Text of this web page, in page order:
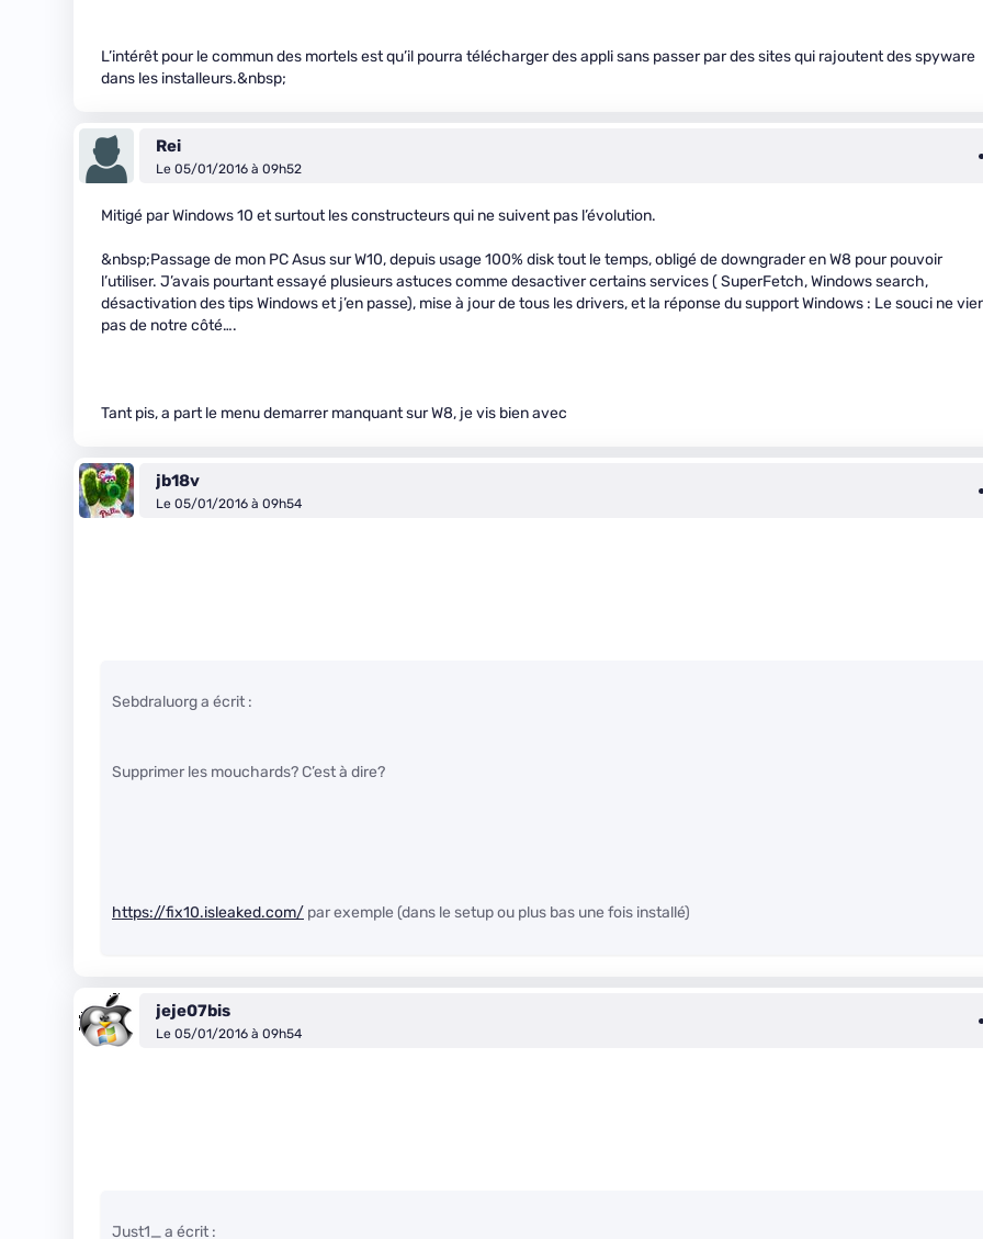
L’intérêt pour le commun des mortels est qu’il pourra télécharger des appli sans passer par des sites qui rajoutent des spyware
dans les installeurs.&nbsp;
Rei
Le 05/01/2016 à 09h52
Mitigé par Windows 10 et surtout les constructeurs qui ne suivent pas l’évolution.
&nbsp;Passage de mon PC Asus sur W10, depuis usage 100% disk tout le temps, obligé de downgrader en W8 pour pouvoir
l’utiliser. J’avais pourtant essayé plusieurs astuces comme desactiver certains services ( SuperFetch, Windows search,
désactivation des tips Windows et j’en passe), mise à jour de tous les drivers, et la réponse du support Windows : Le souci ne
pas de notre côté….
Tant pis, a part le menu demarrer manquant sur W8, je vis bien avec
jb18v
Le 05/01/2016 à 09h54
Sebdraluorg a écrit :
Supprimer les mouchards? C’est à dire?
https://fix10.isleaked.com/ par exemple (dans le setup ou plus bas une fois installé)
jeje07bis
Le 05/01/2016 à 09h54
Just1_ a écrit :